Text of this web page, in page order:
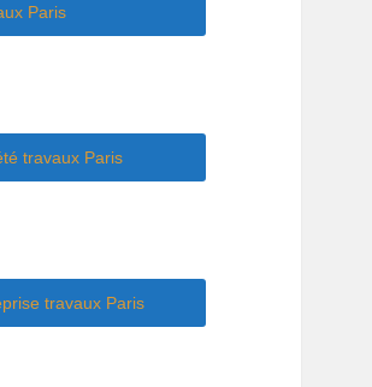
Paris
travaux Paris
travaux Paris